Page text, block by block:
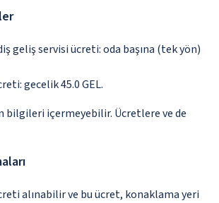
geliş servisi ücreti: oda başına (tek yön)
gecelik 45.0 GEL.
bilgileri içermeyebilir. Ücretlere ve de
alınabilir ve bu ücret, konaklama yeri